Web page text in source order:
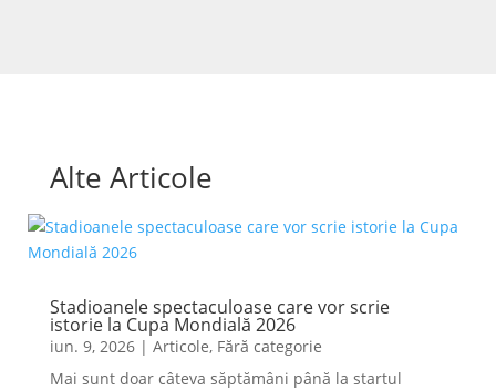
Alte Articole
Stadioanele spectaculoase care vor scrie
istorie la Cupa Mondială 2026
iun. 9, 2026| Articole, Fără categorie
Mai sunt doar câteva săptămâni până la startul